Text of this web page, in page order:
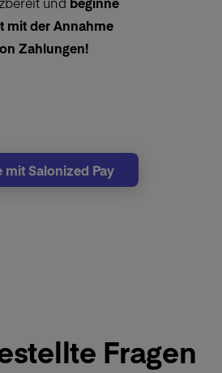
mit der Annahme
Zahlungen!
mit Salonized Pay
Fragen